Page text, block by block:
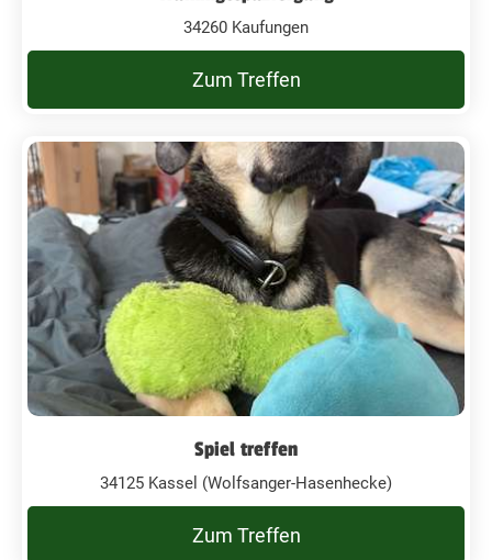
34260 Kaufungen
Zum Treffen
Spiel treffen
34125 Kassel (Wolfsanger-Hasenhecke)
Zum Treffen